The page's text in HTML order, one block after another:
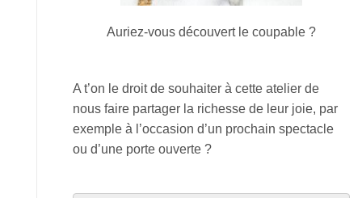
Auriez-vous découvert le coupable ?
A t’on le droit de souhaiter à cette atelier de
nous faire partager la richesse de leur joie, par
exemple à l’occasion d’un prochain spectacle
ou d’une porte ouverte ?